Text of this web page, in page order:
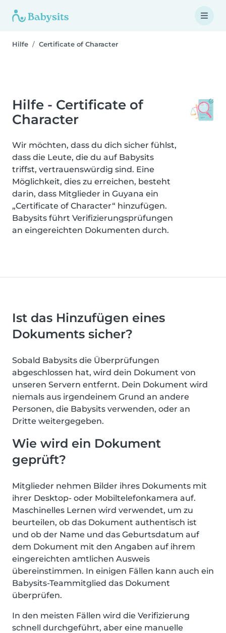
Hilfe Certificate of Character
Hilfe - Certificate of
Character
Wir möchten, dass du dich sicher fühlst,
dass die Leute, die du auf Babysits
triffst, vertrauenswürdig sind. Eine
Möglichkeit, dies zu erreichen, besteht
darin, dass Mitglieder in Guyana ein
„Certificate of Character“ hinzufügen.
Babysits führt Verifizierungsprüfungen
an eingereichten Dokumenten durch.
Ist das Hinzufügen eines
Dokuments sicher?
Sobald Babysits die Überprüfungen
abgeschlossen hat, wird dein Dokument von
unseren Servern entfernt. Dein Dokument wird
niemals aus irgendeinem Grund an andere
Personen, die Babysits verwenden, oder an
Dritte weitergegeben.
Wie wird ein Dokument
geprüft?
Mitglieder nehmen Bilder ihres Dokuments mit
ihrer Desktop- oder Mobiltelefonkamera auf.
Maschinelles Lernen wird verwendet, um zu
beurteilen, ob das Dokument authentisch ist
und ob der Name und das Geburtsdatum auf
dem Dokument mit den Angaben auf ihrem
eingereichten amtlichen Ausweis
übereinstimmen. In einigen Fällen kann auch ein
Babysits-Teammitglied das Dokument
überprüfen.
In den meisten Fällen wird die Verifizierung
schnell durchgeführt, aber eine manuelle